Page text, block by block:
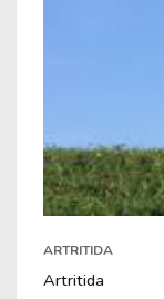
ARTRITIDA
Artritida